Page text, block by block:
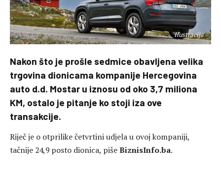
Ilustracija
Nakon što je prošle sedmice obavljena velika
trgovina dionicama kompanije Hercegovina
auto d.d. Mostar u iznosu od oko 3,7 miliona
KM, ostalo je pitanje ko stoji iza ove
transakcije.
Riječ je o otprilike četvrtini udjela u ovoj kompaniji,
tačnije 24,9 posto dionica, pišeBiznisInfo.ba.